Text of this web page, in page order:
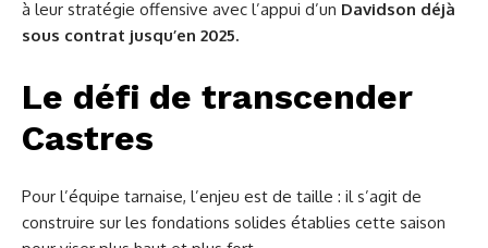
à leur stratégie offensive avec l’appui d’un Davidson déjà
sous contrat jusqu’en 2025.
Le défi de transcender
Castres
Pour l’équipe tarnaise, l’enjeu est de taille : il s’agit de
construire sur les fondations solides établies cette saison